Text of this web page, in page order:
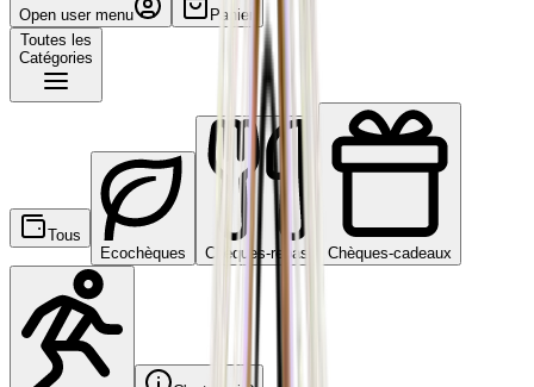
Open user menu
Panier
Toutes les
Catégories
Tous
Ecochèques
Chèques-repas Chèques-cadeaux